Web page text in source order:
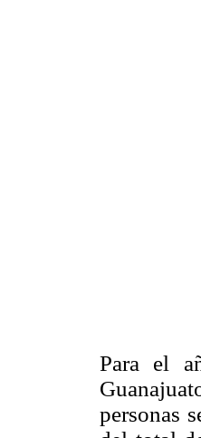
Para el
personas